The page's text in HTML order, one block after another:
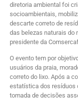
diretoria ambiental foi
socioambientais,
descarte correto de
das belezas naturais do
presidente da
O evento tem por
usuários da praia,
correto do lixo. Após a
estatística dos resíduos
tomada de decisões